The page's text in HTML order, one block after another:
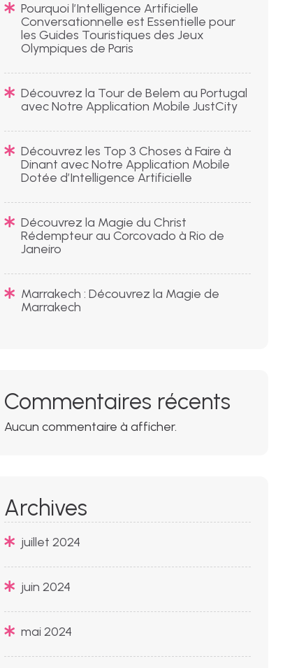
Pourquoi l’Intelligence Artificielle
Conversationnelle est Essentielle pour
les Guides Touristiques des Jeux
Olympiques de Paris
Découvrez la Tour de Belem au Portugal
avec Notre Application Mobile JustCity
Découvrez les Top 3 Choses à Faire à
Dinant avec Notre Application Mobile
Dotée d’Intelligence Artificielle
Découvrez la Magie du Christ
Rédempteur au Corcovado à Rio de
Janeiro
Marrakech : Découvrez la Magie de
Marrakech
Commentaires récents
Aucun commentaire à afficher.
Archives
juillet 2024
juin 2024
mai 2024